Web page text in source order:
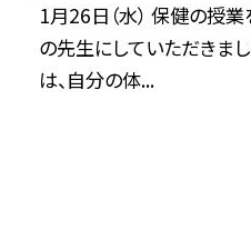
1月26日（水） 保健の授
の先生にしていただきまし
は、自分の体...